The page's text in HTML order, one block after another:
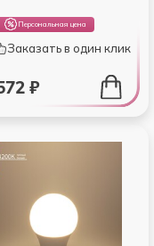
Персональная цена
Заказать в один клик
₽